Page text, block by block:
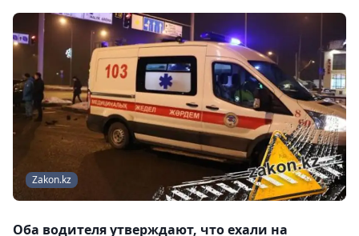
Zakon.kz
Оба водителя утверждают, что ехали на